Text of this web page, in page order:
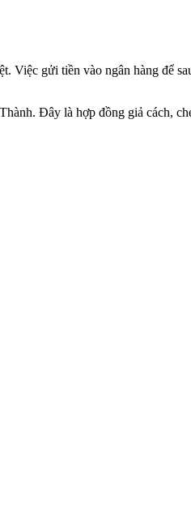
gửi tiền vào ngân hàng để
Đây là hợp đồng giả cách,